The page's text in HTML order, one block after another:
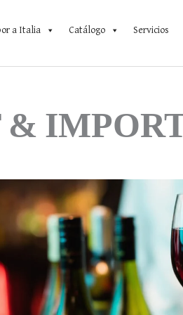
a Italia Catálogo Servicios
&